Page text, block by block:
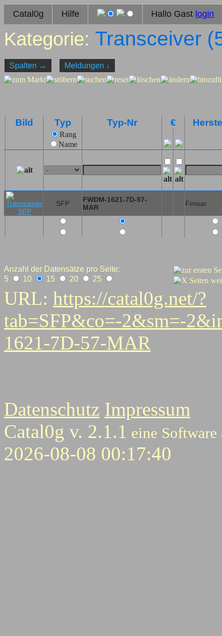
Catal0g Hilfe Hallo Gast login
Kategorie: Transceiver (
Spalten → Meldungen ↓
Bild Typ Typ-Nr €
Rang
Name
SFP
FWDM-1621-7D-57-
MAR
Finisar
Anzahl der Datensätze pro Seite:
5
10 15 20 25
URL: https://catal0g.net/?
tab=SFP&co=-2&sm=-
1621-7D-57-MAR
Datenschutz Impressum
Catal0g v. 2.1.1 eine Software
2026-08-08 00:17:40